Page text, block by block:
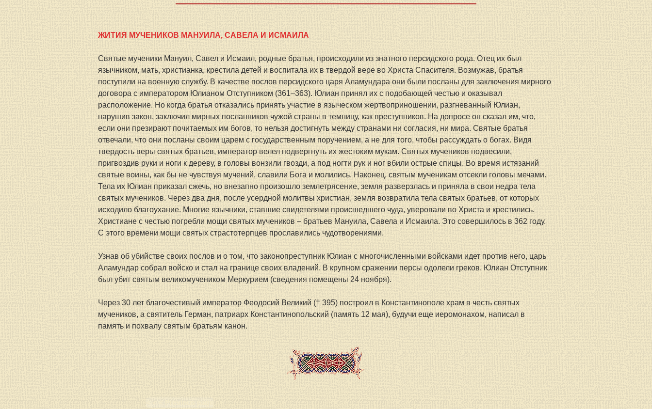
ЖИТИЯ МУЧЕНИКОВ МАНУИЛА, САВЕЛА И ИСМАИЛА
Святые мученики Мануил, Савел и Исмаил, родные братья, происходили из знатного персидского рода. Отец их был
язычником, мать, христианка, крестила детей и воспитала их в твердой вере во Христа Спасителя. Возмужав, братья
поступили на военную службу. В качестве послов персидского царя Аламундара они были посланы для заключения мирного
договора с императором Юлианом Отступником (361–363). Юлиан принял их с подобающей честью и оказывал
расположение. Но когда братья отказались принять участие в языческом жертвоприношении, разгневанный Юлиан,
нарушив закон, заключил мирных посланников чужой страны в темницу, как преступников. На допросе он сказал им, что,
если они презирают почитаемых им богов, то нельзя достигнуть между странами ни согласия, ни мира. Святые братья
отвечали, что они посланы своим царем с государственным поручением, а не для того, чтобы рассуждать о богах. Видя
твердость веры святых братьев, император велел подвергнуть их жестоким мукам. Святых мучеников подвесили,
пригвоздив руки и ноги к дереву, в головы вонзили гвозди, а под ногти рук и ног вбили острые спицы. Во время истязаний
святые воины, как бы не чувствуя мучений, славили Бога и молились. Наконец, святым мученикам отсекли головы мечами.
Тела их Юлиан приказал сжечь, но внезапно произошло землетрясение, земля разверзлась и приняла в свои недра тела
святых мучеников. Через два дня, после усердной молитвы христиан, земля возвратила тела святых братьев, от которых
исходило благоухание. Многие язычники, ставшие свидетелями происшедшего чуда, уверовали во Христа и крестились.
Христиане с честью погребли мощи святых мучеников – братьев Мануила, Савела и Исмаила. Это совершилось в 362 году.
С этого времени мощи святых страстотерпцев прославились чудотворениями.
Узнав об убийстве своих послов и о том, что законопреступник Юлиан с многочисленными войсками идет против него, царь
Аламундар собрал войско и стал на границе своих владений. В крупном сражении персы одолели греков. Юлиан Отступник
был убит святым великомучеником Меркурием (сведения помещены 24 ноября).
Через 30 лет благочестивый император Феодосий Великий († 395) построил в Константинополе храм в честь святых
мучеников, а святитель Герман, патриарх Константинопольский (память 12 мая), будучи еще иеромонахом, написал в
память и похвалу святым братьям канон.